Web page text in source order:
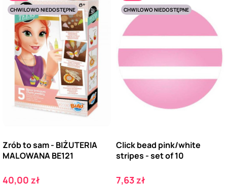
CHWILOWO NIEDOSTĘPNE
Zrób to sam - BIŻUTERIA
MALOWANA BE121
Cena
40,00 zł
CHWILOWO NIEDOSTĘPNE
Click bead pink/white
stripes - set of 10
Cena
7,63 zł